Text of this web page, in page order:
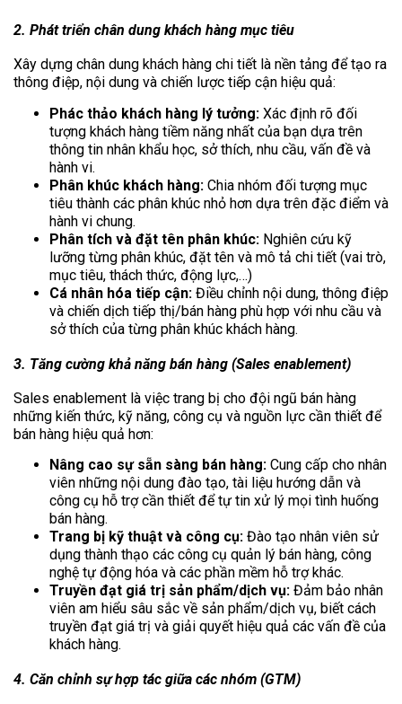
2. Phát triển chân dung khách hàng mục tiêu
Xây dựng chân dung khách hàng chi tiết là nền tảng để tạo ra
thông điệp, nội dung và chiến lược tiếp cận hiệu quả:
Phác thảo khách hàng lý tưởng: Xác định rõ đối
tượng khách hàng tiềm năng nhất của bạn dựa trên
thông tin nhân khẩu học, sở thích, nhu cầu, vấn đề và
hành vi.
Phân khúc khách hàng: Chia nhóm đối tượng mục
tiêu thành các phân khúc nhỏ hơn dựa trên đặc điểm và
hành vi chung.
Phân tích và đặt tên phân khúc: Nghiên cứu kỹ
lưỡng từng phân khúc, đặt tên và mô tả chi tiết (vai trò,
mục tiêu, thách thức, động lực,…)
Cá nhân hóa tiếp cận: Điều chỉnh nội dung, thông điệp
và chiến dịch tiếp thị/bán hàng phù hợp với nhu cầu và
sở thích của từng phân khúc khách hàng.
3. Tăng cường khả năng bán hàng (Sales enablement)
Sales enablement là việc trang bị cho đội ngũ bán hàng
những kiến thức, kỹ năng, công cụ và nguồn lực cần thiết để
bán hàng hiệu quả hơn:
Nâng cao sự sẵn sàng bán hàng: Cung cấp cho nhân
viên những nội dung đào tạo, tài liệu hướng dẫn và
công cụ hỗ trợ cần thiết để tự tin xử lý mọi tình huống
bán hàng.
Trang bị kỹ thuật và công cụ: Đào tạo nhân viên sử
dụng thành thạo các công cụ quản lý bán hàng, công
nghệ tự động hóa và các phần mềm hỗ trợ khác.
Truyền đạt giá trị sản phẩm/dịch vụ: Đảm bảo nhân
viên am hiểu sâu sắc về sản phẩm/dịch vụ, biết cách
truyền đạt giá trị và giải quyết hiệu quả các vấn đề của
khách hàng.
4. Căn chỉnh sự hợp tác giữa các nhóm (GTM)